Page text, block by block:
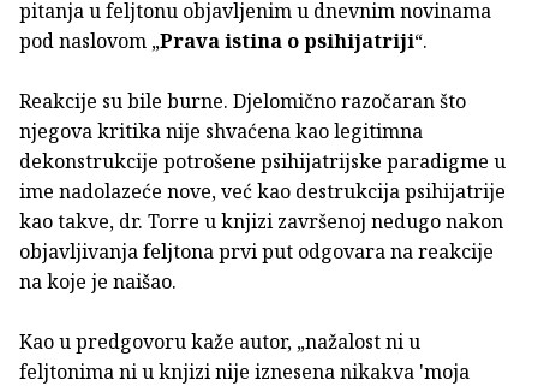
pitanja u feljtonu objavljenim u dnevnim novinama
pod naslovom „Prava istina o psihijatriji“.
Reakcije su bile burne. Djelomično razočaran što
njegova kritika nije shvaćena kao legitimna
dekonstrukcije potrošene psihijatrijske paradigme u
ime nadolazeće nove, već kao destrukcija psihijatrije
kao takve, dr. Torre u knjizi završenoj nedugo nakon
objavljivanja feljtona prvi put odgovara na reakcije
na koje je naišao.
Kao u predgovoru kaže autor, „nažalost ni u
feljtonima ni u knjizi nije iznesena nikakva 'moja